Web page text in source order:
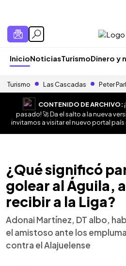
InicioNoticiasTurismoDinero y
Turismo Las Cascadas Peter
CONTENIDO DE ARCHIVO:
pasado! 🚀 Da el salto a la nueva
invitamos a visitar el nuevo portal
¿Qué significó
golear al Águila,
recibir a la Liga?
Adonai Martínez, DT albo,
el amistoso ante los
contra el Alajuelense